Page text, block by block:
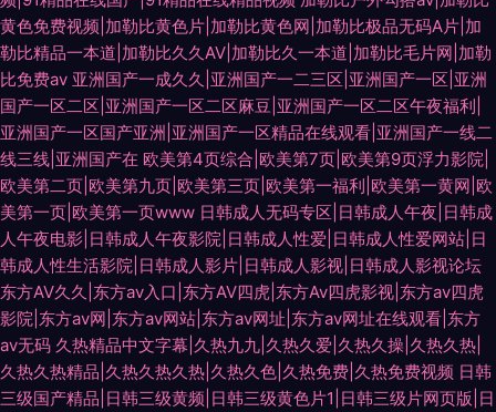
黄色免费视频|加勒比黄色片|加勒比黄色网|加勒比极品无码A片|加
勒比精品一本道|加勒比久久AV|加勒比久一本道|加勒比毛片网|加勒
比免费av 亚洲国产一成久久|亚洲国产一二三区|亚洲国产一区|亚洲
国产一区二区|亚洲国产一区二区麻豆|亚洲国产一区二区午夜福利|
亚洲国产一区国产亚洲|亚洲国产一区精品在线观看|亚洲国产一线二
线三线|亚洲国产在 欧美第4页综合|欧美第7页|欧美第9页浮力影院|
欧美第二页|欧美第九页|欧美第三页|欧美第一福利|欧美第一黄网|欧
美第一页|欧美第一页www 日韩成人无码专区|日韩成人午夜|日韩成
人午夜电影|日韩成人午夜影院|日韩成人性爱|日韩成人性爱网站|日
韩成人性生活影院|日韩成人影片|日韩成人影视|日韩成人影视论坛
东方AV久久|东方av入口|东方AV四虎|东方Av四虎影视|东方av四虎
影院|东方av网|东方av网站|东方av网址|东方av网址在线观看|东方
av无码 久热精品中文字幕|久热九九|久热久爱|久热久操|久热久热|
久热久热精品|久热久热久热|久热久色|久热免费|久热免费视频 日韩
三级国产精品|日韩三级黄频|日韩三级黄色片1|日韩三级片网页版|日